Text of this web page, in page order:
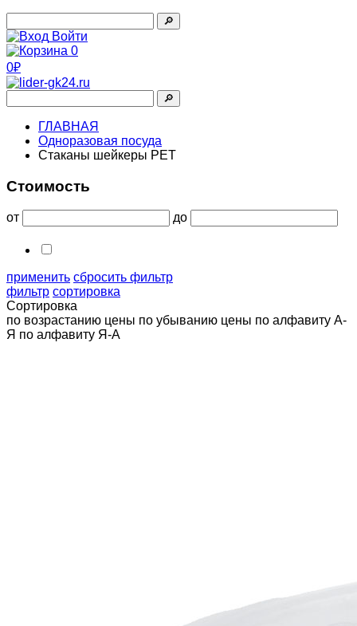
🔎︎
Войти
0
0₽
🔎︎
ГЛАВНАЯ
Одноразовая посуда
Стаканы шейкеры PET
Стоимость
от до
применить сбросить фильтр
фильтр сортировка
Сортировка
по возрастанию цены по убыванию цены по алфавиту А-
Я по алфавиту Я-А